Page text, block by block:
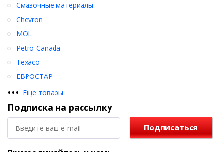
••• Еще товары
Смазочные материалы
Chevron
MOL
Petro-Canada
Texaco
ЕВРОСТАР
Подписка на рассылку
Подписаться